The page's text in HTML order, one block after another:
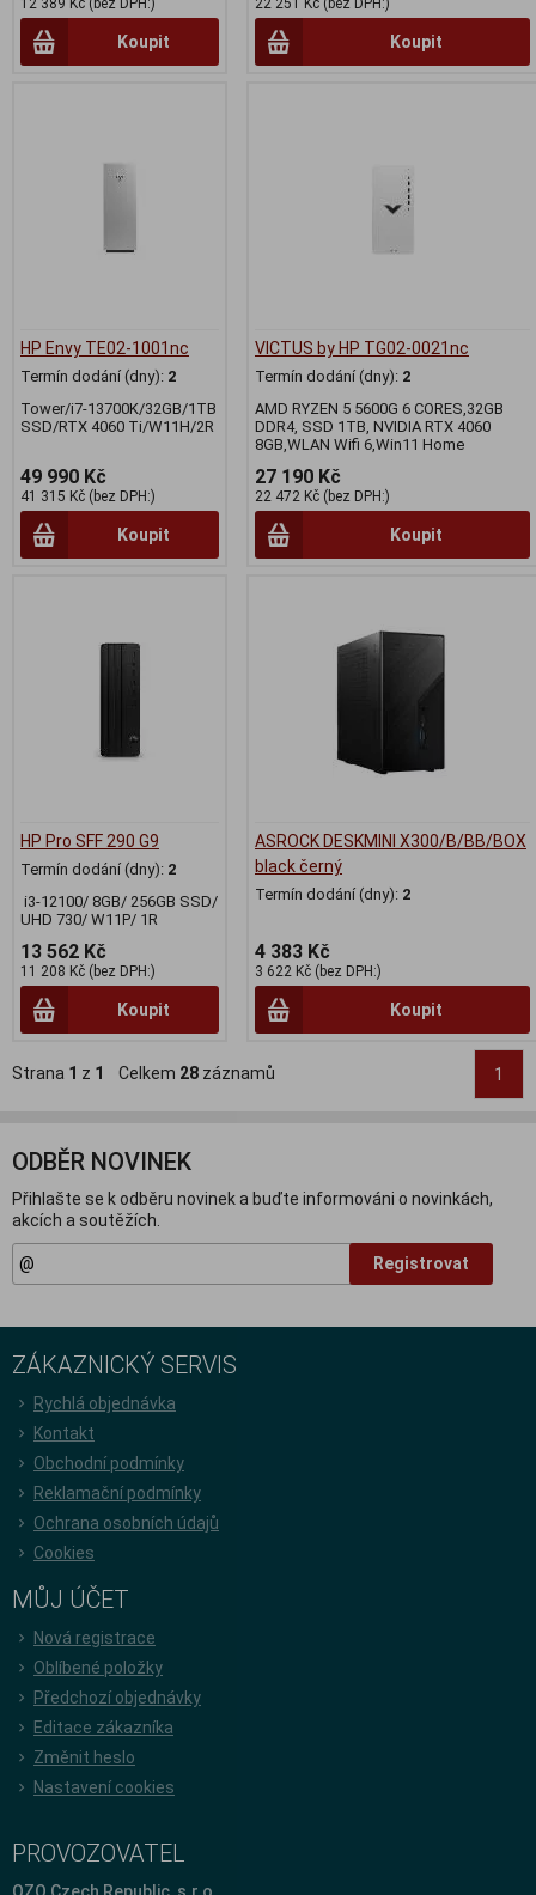
Koupit Koupit
HP Envy TE02-1001nc
Termín dodání (dny): 2
Tower/i7-13700K/32GB/1TB
SSD/RTX 4060 Ti/W11H/2R
49 990 Kč
41 315 Kč (bez DPH:)
Koupit
VICTUS by HP TG02-0021nc
Termín dodání (dny): 2
AMD RYZEN 5 5600G 6 CORES,32GB
DDR4, SSD 1TB, NVIDIA RTX 4060
8GB,WLAN Wifi 6,Win11 Home
27 190 Kč
22 472 Kč (bez DPH:)
Koupit
HP Pro SFF 290 G9
Termín dodání (dny): 2
i3-12100/ 8GB/ 256GB SSD/
UHD 730/ W11P/ 1R
13 562 Kč
11 208 Kč (bez DPH:)
Koupit
ASROCK DESKMINI X300/B/BB/BOX
black černý
Termín dodání (dny): 2
4 383 Kč
3 622 Kč (bez DPH:)
Koupit
Strana 1 z 1 Celkem 28 záznamů 1
ODBĚR NOVINEK
Přihlašte se k odběru novinek a buďte informováni o novinkách,
akcích a soutěžích.
Registrovat
ZÁKAZNICKÝ SERVIS
Rychlá objednávka
Kontakt
Obchodní podmínky
Reklamační podmínky
Ochrana osobních údajů
Cookies
MŮJ ÚČET
Nová registrace
Oblíbené položky
Předchozí objednávky
Editace zákazníka
Změnit heslo
Nastavení cookies
PROVOZOVATEL
OZO Czech Republic, s.r.o.